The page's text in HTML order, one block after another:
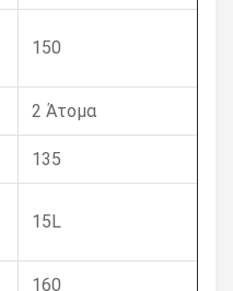
150
2 Άτομα
135
15L
160